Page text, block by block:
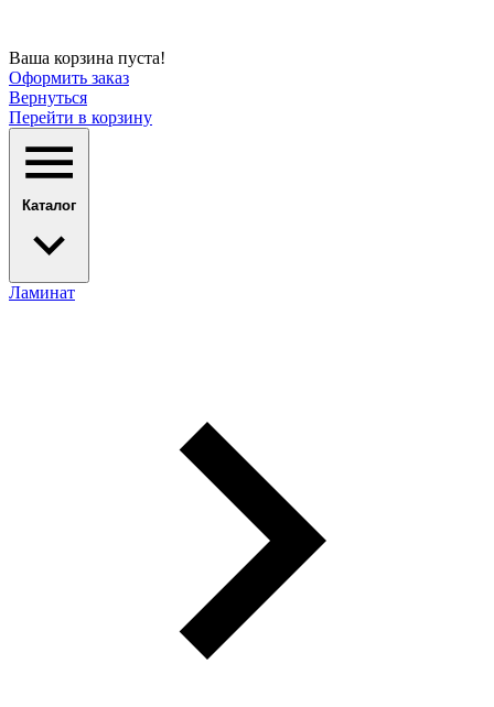
Ваша корзина пуста!
Оформить заказ
Вернуться
Перейти в корзину
Каталог
Ламинат